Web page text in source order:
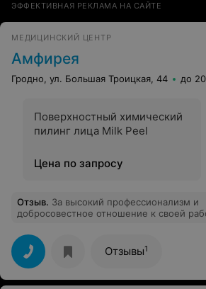
ЭФФЕКТИВНАЯ РЕКЛАМА НА САЙТЕ
МЕДИЦИНСКИЙ ЦЕНТР
Амфирея
Гродно, ул. Большая Троицкая, 44 до
Поверхностный химический
пилинг лица Milk Peel
Цена по запросу
Отзыв. За высокий профессионализм и
добросовестное отношение к своей
за хорошее отношение хочу
центра!
Отзывы1